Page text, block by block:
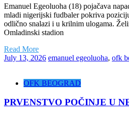
Emanuel Egeoluoha (18) pojačava
mladi nigerijski fudbaler pokriva
odlično snalazi i u krilnim ulogama.
Omladinski stadion
Read More
July 13, 2026 emanuel egeoluoha, ofk
OFK BEOGRAD
PRVENSTVO POČINJE U